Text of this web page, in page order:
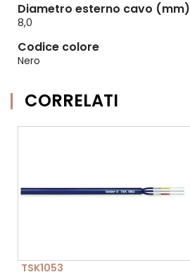
Diametro esterno cavo (mm)
8,0
Codice colore
Nero
CORRELATI
TSK1053